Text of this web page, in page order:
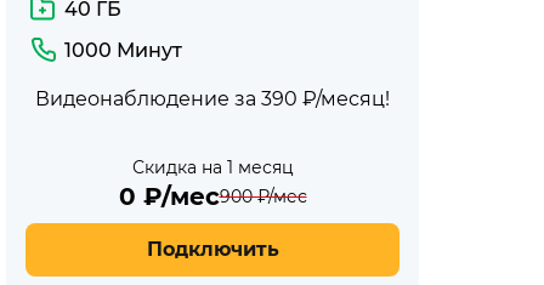
40 ГБ
1000 Минут
Видеонаблюдение за 390 ₽/месяц!
Скидка на 1 месяц
0 ₽/мес900₽/мес
Подключить